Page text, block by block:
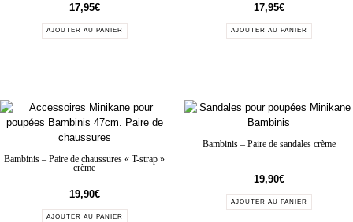
17,95€
AJOUTER AU PANIER
17,95€
AJOUTER AU PANIER
Bambinis – Paire de chaussures « T-strap »
crème
19,90€
AJOUTER AU PANIER
Bambinis – Paire de sandales crème
19,90€
AJOUTER AU PANIER